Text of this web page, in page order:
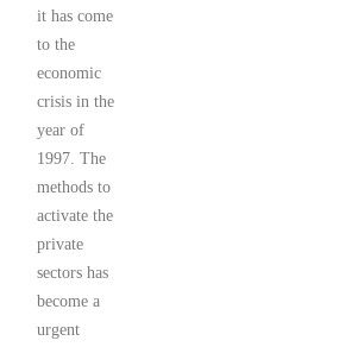
it has come
to the
economic
crisis in the
year of
1997. The
methods to
activate the
private
sectors has
become a
urgent